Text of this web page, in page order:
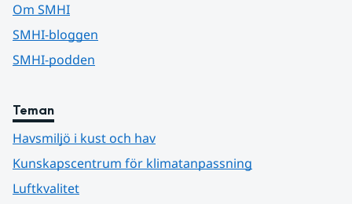
Om SMHI
SMHI-bloggen
SMHI-podden
Teman
Havsmiljö i kust och hav
Kunskapscentrum för klimatanpassning
Luftkvalitet